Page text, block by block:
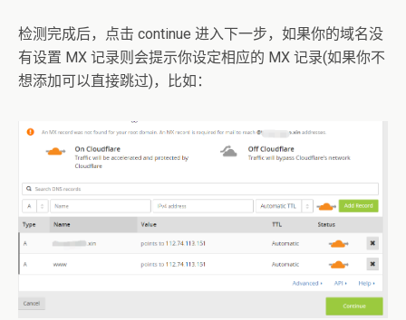
检测完成后，点击 continue 进入下一步，如果你的域名没
有设置 MX 记录则会提示你设定相应的 MX 记录(如果你不
想添加可以直接跳过)，比如：